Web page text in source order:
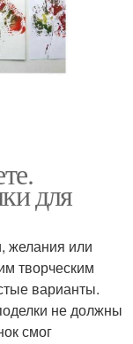
для
желания или
творческим
варианты.
не должны
смог